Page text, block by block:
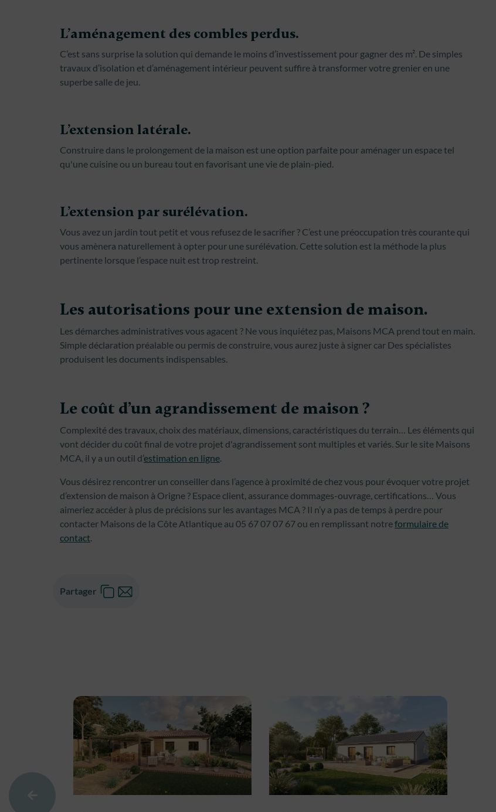
L’aménagement des combles perdus.
C’est sans surprise la solution qui demande le moins d’investissement pour gagner des m². De simples
travaux d’isolation et d’aménagement intérieur peuvent suffire à transformer votre grenier en une
superbe salle de jeu.
L’extension latérale.
Construire dans le prolongement de la maison est une option parfaite pour aménager un espace tel
qu'une cuisine ou un bureau tout en favorisant une vie de plain-pied.
L’extension par surélévation.
Vous avez un jardin tout petit et vous refusez de le sacrifier ? C’est une préoccupation très courante qui
vous amènera naturellement à opter pour une surélévation. Cette solution est la méthode la plus
pertinente lorsque l’espace nuit est trop restreint.
Les autorisations pour une extension de maison.
Les démarches administratives vous agacent ? Ne vous inquiétez pas, Maisons MCA prend tout en main.
Simple déclaration préalable ou permis de construire, vous aurez juste à signer car Des spécialistes
produisent les documents indispensables.
Le coût d’un agrandissement de maison ?
Complexité des travaux, choix des matériaux, dimensions, caractéristiques du terrain… Les éléments qui
vont décider du coût final de votre projet d'agrandissement sont multiples et variés. Sur le site Maisons
MCA, il y a un outil d’estimation en ligne
Vous désirez rencontrer un conseiller dans l’agence à proximité de chez vous pour évoquer votre projet
d’extension de maison à Origne ? Espace client, assurance dommages-ouvrage, certifications… Vous
aimeriez accéder à plus de précisions sur les avantages MCA ? Il n’y a pas de temps à perdre pour
contacter Maisons de la Côte Atlantique au 05 67 07 07 67 ou en remplissant notreformulaire de
contact
Partager